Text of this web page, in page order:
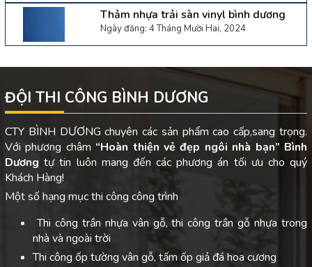
Thảm nhựa trải sàn vinyl bình dương
Ngày đăng: 4 Tháng Mười Hai, 2024
ĐỘI THI CÔNG BÌNH DƯƠNG
CTY BÌNH DƯƠNG chuyên các sản phẩm cao cấp,sang trọng.
Với phương châm “Hoàn thiện vẻ đẹp ngôi nhà bạn” Bình
Dươngtự tin luôn mang đến các phương án tối ưu cho quý
Khách Hàng!
Một số hạng mục thi công công trình
Thi công trần nhựa vân gỗ, thi công trần gỗ nhựa trong
nhà và ngoài trời
Thi công ốp tường vân gỗ, tấm ốp giả đá hoa cương